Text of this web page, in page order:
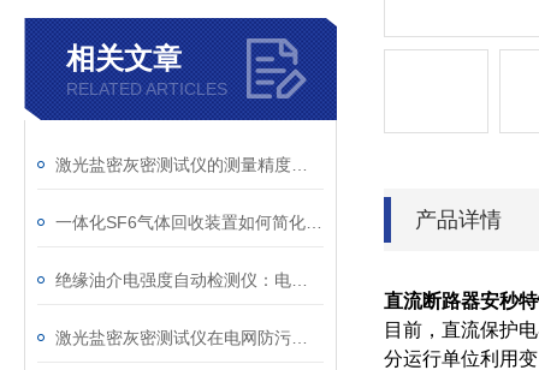
相关文章
RELATED ARTICLES
产品详情
直流断路器安秒
目前，直流保护
分运行单位利用